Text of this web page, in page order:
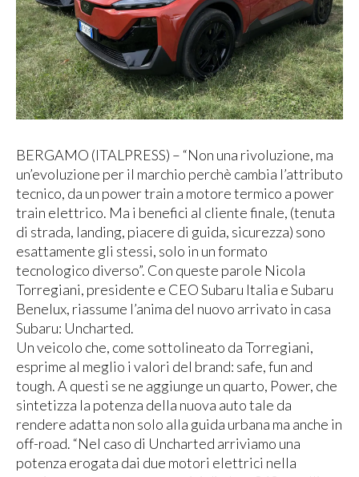
BERGAMO (ITALPRESS) – “Non una rivoluzione, ma
un’evoluzione per il marchio perchè cambia l’attributo
tecnico, da un power train a motore termico a power
train elettrico. Ma i benefici al cliente finale, (tenuta
di strada, landing, piacere di guida, sicurezza) sono
esattamente gli stessi, solo in un formato
tecnologico diverso”. Con queste parole Nicola
Torregiani, presidente e CEO Subaru Italia e Subaru
Benelux, riassume l’anima del nuovo arrivato in casa
Subaru: Uncharted.
Un veicolo che, come sottolineato da Torregiani,
esprime al meglio i valori del brand: safe, fun and
tough. A questi se ne aggiunge un quarto, Power, che
sintetizza la potenza della nuova auto tale da
rendere adatta non solo alla guida urbana ma anche in
off-road. “Nel caso di Uncharted arriviamo una
potenza erogata dai due motori elettrici nella